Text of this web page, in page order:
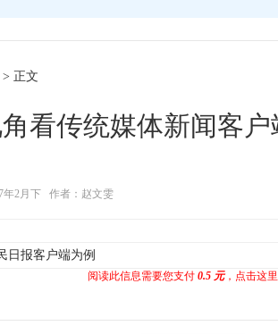
> 正文
看传统媒体新闻客户
年2月下
作者：赵文雯
报客户端为例
阅读此信息需要您支付 0.5 元，点击这